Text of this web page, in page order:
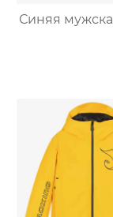
Синяя